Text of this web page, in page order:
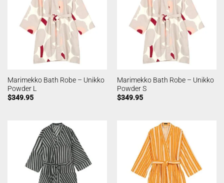
Marimekko Bath Robe – Unikko
Powder L
$349.95
Marimekko Bath Robe – Unikko
Powder S
$349.95